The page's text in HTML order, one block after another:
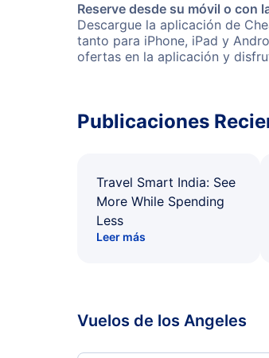
Reserve desde su móvil o con
Descargue la aplicación de
tanto para iPhone, iPad y
ofertas en la aplicación y
Publicaciones
Travel Smart India: See
More While Spending
Less
Leer más
Vuelos de los Angeles